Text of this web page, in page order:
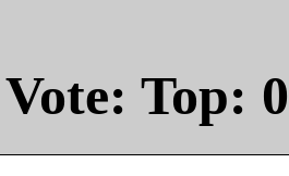
Vote: Top: 0